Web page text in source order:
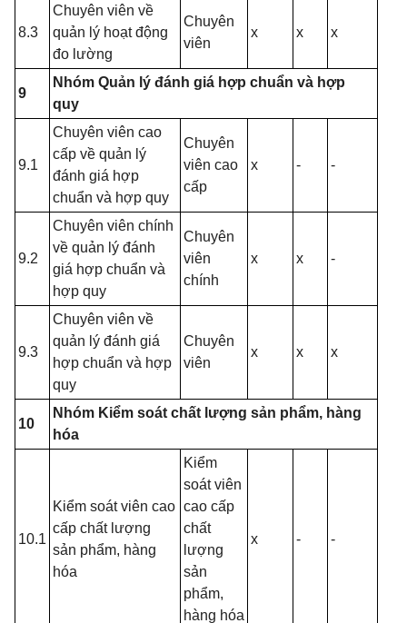
8.3
Chuyên viên về
quản lý hoạt động
đo lường
Chuyên
viên
x x x
9
Nhóm Quản lý đánh giá hợp chuẩn và hợp
quy
9.1
Chuyên viên cao
cấp về quản lý
đánh giá hợp
chuẩn và hợp quy
Chuyên
viên cao
cấp
x - -
9.2
Chuyên viên chính
về quản lý đánh
giá hợp chuẩn và
hợp quy
Chuyên
viên
chính
x x -
9.3
Chuyên viên về
quản lý đánh giá
hợp chuẩn và hợp
quy
Chuyên
viên
x x x
10
Nhóm Kiểm soát chất lượng sản phẩm, hàng
hóa
10.1
Kiểm soát viên cao
cấp chất lượng
sản phẩm, hàng
hóa
Kiểm
soát viên
cao cấp
chất
lượng
sản
phẩm,
hàng hóa
x - -